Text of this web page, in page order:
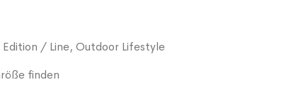
Edition / Line, Outdoor Lifestyle
finden